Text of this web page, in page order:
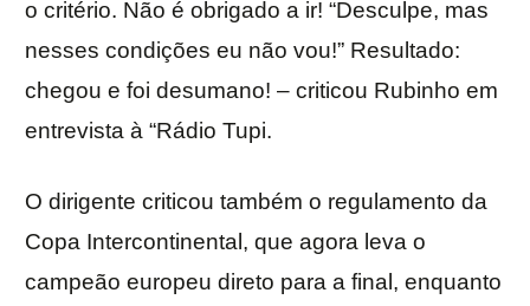
o critério. Não é obrigado a ir! “Desculpe, mas
nesses condições eu não vou!” Resultado:
chegou e foi desumano! – criticou Rubinho em
entrevista à “Rádio Tupi.
O dirigente criticou também o regulamento da
Copa Intercontinental, que agora leva o
campeão europeu direto para a final, enquanto